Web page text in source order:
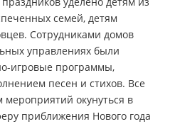
семей, детям
Сотрудниками домов
управлениях были
игровые программы,
песен и стихов. Все
мероприятий окунуться в
приближения Нового года